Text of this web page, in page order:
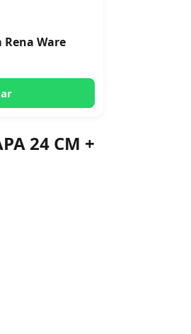
Rena Ware
24 CM +